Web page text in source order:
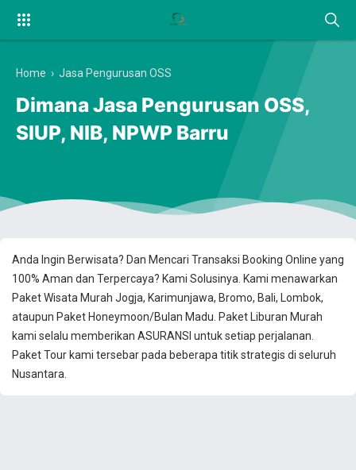
Anda Ingin Berwisata? Dan Mencari Transaksi Booking Online yang
100% Aman dan Terpercaya? Kami Solusinya. Kami menawarkan
Paket Wisata Murah Jogja, Karimunjawa, Bromo, Bali, Lombok,
ataupun Paket Honeymoon/Bulan Madu. Paket Liburan Murah
kami selalu memberikan ASURANSI untuk setiap perjalanan.
Paket Tour kami tersebar pada beberapa titik strategis di seluruh
Nusantara.
Home › Jasa Pengurusan OSS
Dimana Jasa Pengurusan OSS,
SIUP, NIB, NPWP Barru